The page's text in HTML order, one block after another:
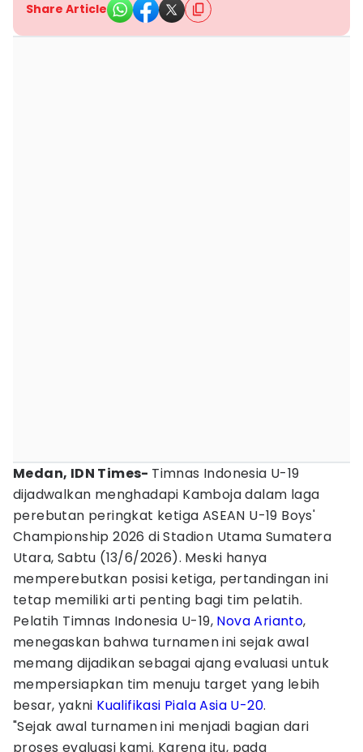
Share Article
Medan, IDN Times- Timnas Indonesia U-19
dijadwalkan menghadapi Kamboja dalam laga
perebutan peringkat ketiga ASEAN U-19 Boys'
Championship 2026 di Stadion Utama Sumatera
Utara, Sabtu (13/6/2026). Meski hanya
memperebutkan posisi ketiga, pertandingan ini
tetap memiliki arti penting bagi tim pelatih.
Pelatih Timnas Indonesia U-19, Nova Arianto,
menegaskan bahwa turnamen ini sejak awal
memang dijadikan sebagai ajang evaluasi untuk
mempersiapkan tim menuju target yang lebih
besar, yakni Kualifikasi Piala Asia U-20.
"Sejak awal turnamen ini menjadi bagian dari
proses evaluasi kami. Karena itu, pada